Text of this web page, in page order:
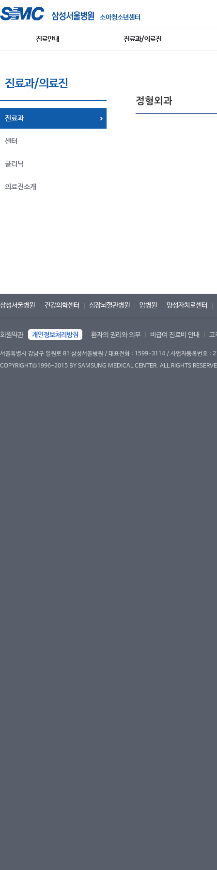
소아청소년센터
진료안내 진료과/의료진
진료과/의료진
진료과
센터
클리닉
의료진소개
정형외과
삼성서울병원 건강의학센터 심장뇌혈관병원 암병원 양성자치료센터
회원약관 개인정보처리방침 환자의 권리와 의무 비급여 진료비 안내 고
서울특별시 강남구 일원로 81 삼성서울병원 / 대표전화 : 1599-3114 / 사업자등록번호
COPYRIGHT©1996-2015 BY SAMSUNG MEDICAL CENTER. ALL RIGHTS